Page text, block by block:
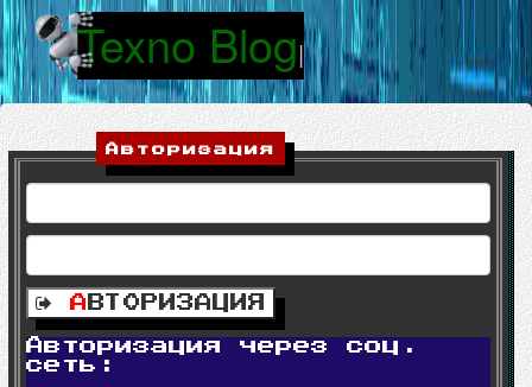
Texno Blog|
Авторизация
А ВТОРИЗАЦИЯ
Авторизация через соц.
сеть: